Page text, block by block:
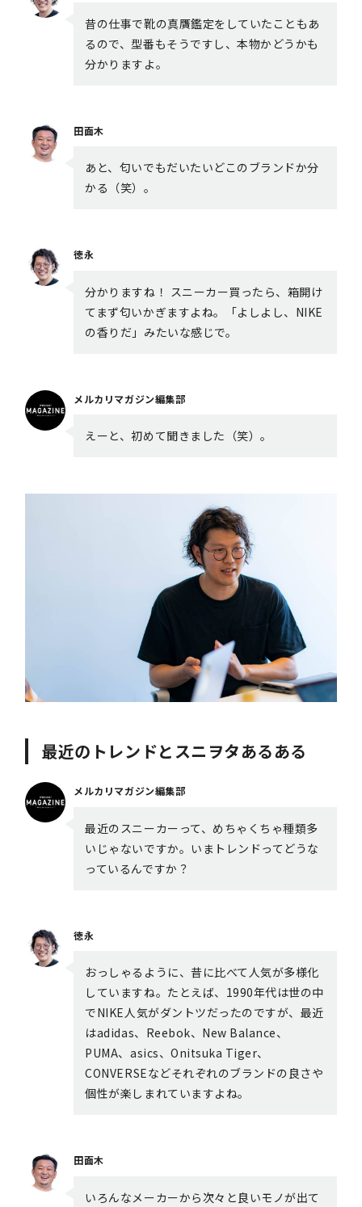
昔の仕事で靴の真贋鑑定をしていたこともあ
るので、型番もそうですし、本物かどうかも
分かりますよ。
田面木
あと、匂いでもだいたいどこのブランドか分
かる（笑）。
徳永
分かりますね！ スニーカー買ったら、箱開け
てまず匂いかぎますよね。「よしよし、NIKE
の香りだ」みたいな感じで。
メルカリマガジン編集部
えーと、初めて聞きました（笑）。
最近のトレンドとスニヲタあるある
メルカリマガジン編集部
最近のスニーカーって、めちゃくちゃ種類多
いじゃないですか。いまトレンドってどうな
っているんですか？
徳永
おっしゃるように、昔に比べて人気が多様化
していますね。たとえば、1990年代は世の中
でNIKE人気がダントツだったのですが、最近
はadidas、Reebok、New Balance、
PUMA、asics、Onitsuka Tiger、
CONVERSEなどそれぞれのブランドの良さや
個性が楽しまれていますよね。
田面木
いろんなメーカーから次々と良いモノが出て